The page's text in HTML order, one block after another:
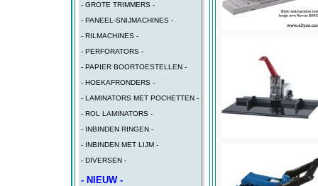
- GROTE TRIMMERS -
- PANEEL-SNIJMACHINES -
- RILMACHINES -
- PERFORATORS -
- PAPIER BOORTOESTELLEN -
- HOEKAFRONDERS -
- LAMINATORS MET POCHETTEN -
- ROL LAMINATORS -
- INBINDEN RINGEN -
- INBINDEN MET LIJM -
- DIVERSEN -
- NIEUW -